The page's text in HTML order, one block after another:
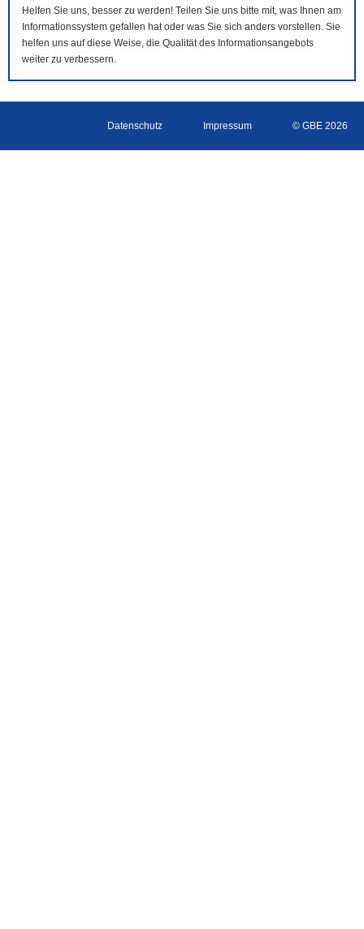
Helfen Sie uns, besser zu werden! Teilen Sie uns bitte mit, was Ihnen am
Informationssystem gefallen hat oder was Sie sich anders vorstellen. Sie
helfen uns auf diese Weise, die Qualität des Informationsangebots
weiter zu verbessern.
Datenschutz Impressum © GBE 2026